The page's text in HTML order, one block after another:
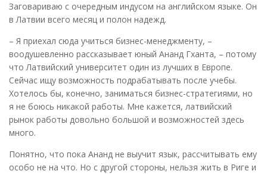
Заговариваю с очередным индусом на английском языке. Он
в Латвии всего месяц и полон надежд.
– Я приехал сюда учиться бизнес-менеджменту, –
воодушевленно рассказывает юный Ананд Гханта, – потому
что Латвийский университет один из лучших в Европе.
Сейчас ищу возможность подрабатывать после учебы.
Хотелось бы, конечно, заниматься бизнес-стратегиями, но
я не боюсь никакой работы. Мне кажется, латвийский
рынок работы довольно большой и возможностей здесь
много.
Понятно, что пока Ананд не выучит язык, рассчитывать ему
особо не на что. Но с другой стороны, нельзя жить в Риге и